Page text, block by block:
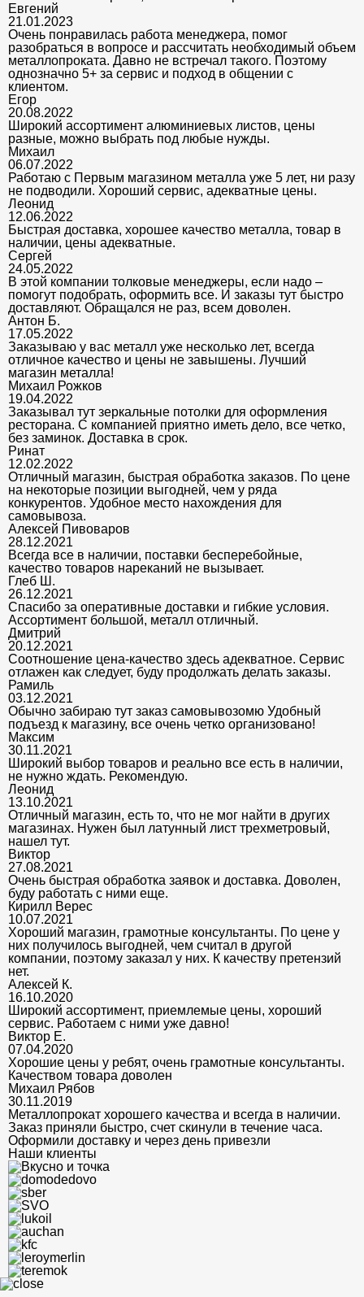
Евгений
21.01.2023
Очень понравилась работа менеджера, помог
разобраться в вопросе и рассчитать необходимый объем
металлопроката. Давно не встречал такого. Поэтому
однозначно 5+ за сервис и подход в общении с
клиентом.
Егор
20.08.2022
Широкий ассортимент алюминиевых листов, цены
разные, можно выбрать под любые нужды.
Михаил
06.07.2022
Работаю с Первым магазином металла уже 5 лет, ни разу
не подводили. Хороший сервис, адекватные цены.
Леонид
12.06.2022
Быстрая доставка, хорошее качество металла, товар в
наличии, цены адекватные.
Сергей
24.05.2022
В этой компании толковые менеджеры, если надо –
помогут подобрать, оформить все. И заказы тут быстро
доставляют. Обращался не раз, всем доволен.
Антон Б.
17.05.2022
Заказываю у вас металл уже несколько лет, всегда
отличное качество и цены не завышены. Лучший
магазин металла!
Михаил Рожков
19.04.2022
Заказывал тут зеркальные потолки для оформления
ресторана. С компанией приятно иметь дело, все четко,
без заминок. Доставка в срок.
Ринат
12.02.2022
Отличный магазин, быстрая обработка заказов. По цене
на некоторые позиции выгодней, чем у ряда
конкурентов. Удобное место нахождения для
самовывоза.
Алексей Пивоваров
28.12.2021
Всегда все в наличии, поставки бесперебойные,
качество товаров нареканий не вызывает.
Глеб Ш.
26.12.2021
Спасибо за оперативные доставки и гибкие условия.
Ассортимент большой, металл отличный.
Дмитрий
20.12.2021
Соотношение цена-качество здесь адекватное. Сервис
отлажен как следует, буду продолжать делать заказы.
Рамиль
03.12.2021
Обычно забираю тут заказ самовывозомю Удобный
подъезд к магазину, все очень четко организовано!
Максим
30.11.2021
Широкий выбор товаров и реально все есть в наличии,
не нужно ждать. Рекомендую.
Леонид
13.10.2021
Отличный магазин, есть то, что не мог найти в других
магазинах. Нужен был латунный лист трехметровый,
нашел тут.
Виктор
27.08.2021
Очень быстрая обработка заявок и доставка. Доволен,
буду работать с ними еще.
Кирилл Верес
10.07.2021
Хороший магазин, грамотные консультанты. По цене у
них получилось выгодней, чем считал в другой
компании, поэтому заказал у них. К качеству претензий
нет.
Алексей К.
16.10.2020
Широкий ассортимент, приемлемые цены, хороший
сервис. Работаем с ними уже давно!
Виктор Е.
07.04.2020
Хорошие цены у ребят, очень грамотные консультанты.
Качеством товара доволен
Михаил Рябов
30.11.2019
Металлопрокат хорошего качества и всегда в наличии.
Заказ приняли быстро, счет скинули в течение часа.
Оформили доставку и через день привезли
Наши клиенты